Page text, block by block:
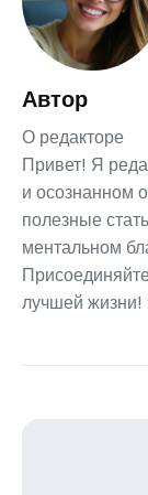
Автор
О редакторе
Привет! Я
и осознанном
полезные
ментальном
лучшей жизни!